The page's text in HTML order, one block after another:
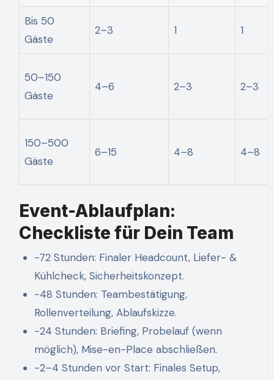
Bis 50
Gäste
2–3 1 1
50–150
Gäste
4–6 2–3 2–3
150–500
Gäste
6–15 4–8 4–8
Event-Ablaufplan:
Checkliste für Dein Team
-72 Stunden: Finaler Headcount, Liefer- &
Kühlcheck, Sicherheitskonzept.
-48 Stunden: Teambestätigung,
Rollenverteilung, Ablaufskizze.
-24 Stunden: Briefing, Probelauf (wenn
möglich), Mise-en-Place abschließen.
-2–4 Stunden vor Start: Finales Setup,